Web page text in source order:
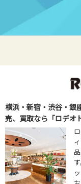
横浜・新宿・渋谷・銀
売、買取なら「ロデオ